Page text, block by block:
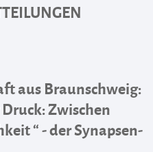
aus Braunschweig:
Zwischen
“ - der Synapsen-